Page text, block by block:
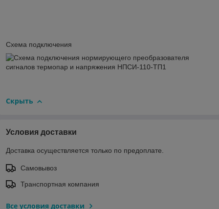
Схема подключения
Скрыть
Условия доставки
Доставка осуществляется только по предоплате.
Самовывоз
Транспортная компания
Все условия доставки